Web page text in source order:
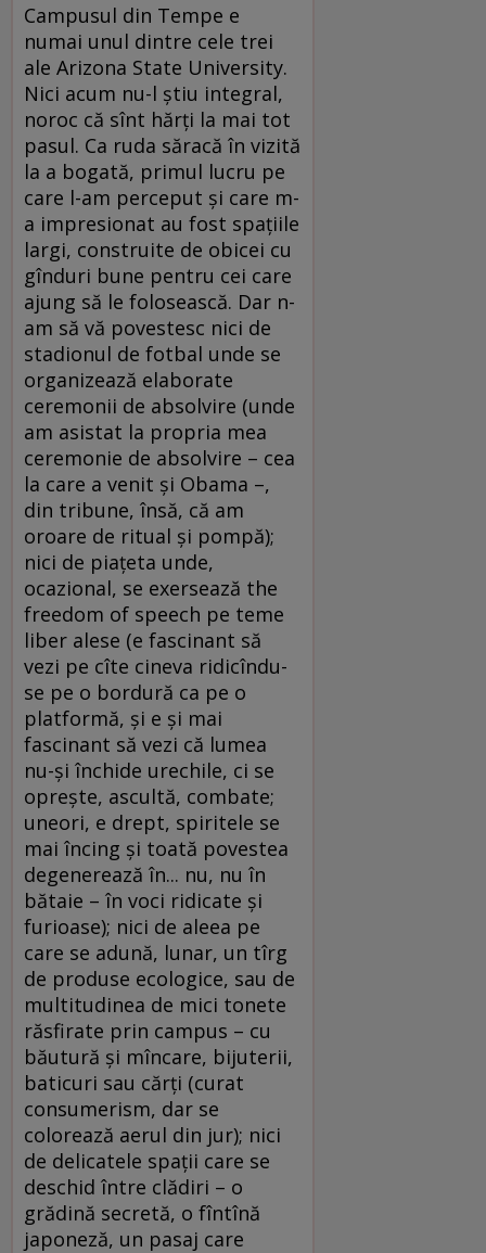
Campusul din Tempe e
numai unul dintre cele trei
ale Arizona State University.
Nici acum nu-l ştiu integral,
noroc că sînt hărţi la mai tot
pasul. Ca ruda săracă în vizită
la a bogată, primul lucru pe
care l-am perceput şi care m-
a impresionat au fost spaţiile
largi, construite de obicei cu
gînduri bune pentru cei care
ajung să le folosească. Dar n-
am să vă povestesc nici de
stadionul de fotbal unde se
organizează elaborate
ceremonii de absolvire (unde
am asistat la propria mea
ceremonie de absolvire – cea
la care a venit şi Obama –,
din tribune, însă, că am
oroare de ritual şi pompă);
nici de piaţeta unde,
ocazional, se exersează the
freedom of speech pe teme
liber alese (e fascinant să
vezi pe cîte cineva ridicîndu-
se pe o bordură ca pe o
platformă, şi e şi mai
fascinant să vezi că lumea
nu-şi închide urechile, ci se
opreşte, ascultă, combate;
uneori, e drept, spiritele se
mai încing şi toată povestea
degenerează în... nu, nu în
bătaie – în voci ridicate şi
furioase); nici de aleea pe
care se adună, lunar, un tîrg
de produse ecologice, sau de
multitudinea de mici tonete
răsfirate prin campus – cu
băutură şi mîncare, bijuterii,
baticuri sau cărţi (curat
consumerism, dar se
colorează aerul din jur); nici
de delicatele spaţii care se
deschid între clădiri – o
grădină secretă, o fîntînă
japoneză, un pasaj care